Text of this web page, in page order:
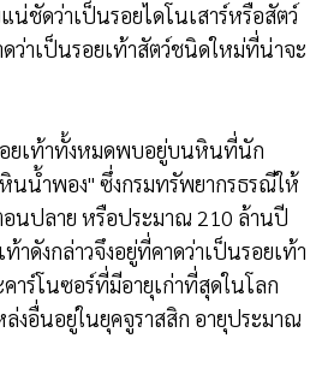
ชัดว่าเป็นรอยไดโนเสาร์หรือสัตว์
ว่าเป็นรอยเท้าสัตว์ชนิดใหม่ที่น่าจะ
อยเท้าทั้งหมดพบอยู่บนหินที่นัก
นน้ำพอง" ซึ่งกรมทรัพยากรธรณีให้
นปลาย หรือประมาณ 210 ล้านปี
าดังกล่าวจึงอยู่ที่คาดว่าเป็นรอยเท้า
าร์โนซอร์ที่มีอายุเก่าที่สุดในโลก
งอื่นอยู่ในยุคจูราสสิก อายุประมาณ